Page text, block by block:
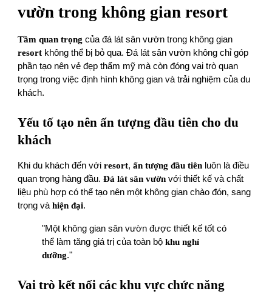
vườn trong không gian resort
Tầm quan trọng của đá lát sân vườn trong không gian
resort không thể bị bỏ qua. Đá lát sân vườn không chỉ góp
phần tạo nên vẻ đẹp thẩm mỹ mà còn đóng vai trò quan
trọng trong việc định hình không gian và trải nghiệm của du
khách.
Yếu tố tạo nên ấn tượng đầu tiên cho du
khách
Khi du khách đến vớiresort,ấn tượng đầu tiên luôn là điều
quan trọng hàng đầu.Đá lát sân vườn với thiết kế và chất
liệu phù hợp có thể tạo nên một không gian chào đón, sang
trọng vàhiện đại.
"Một không gian sân vườn được thiết kế tốt có
thể làm tăng giá trị của toàn bộkhu nghỉ
dưỡng."
Vai trò kết nối các khu vực chức năng